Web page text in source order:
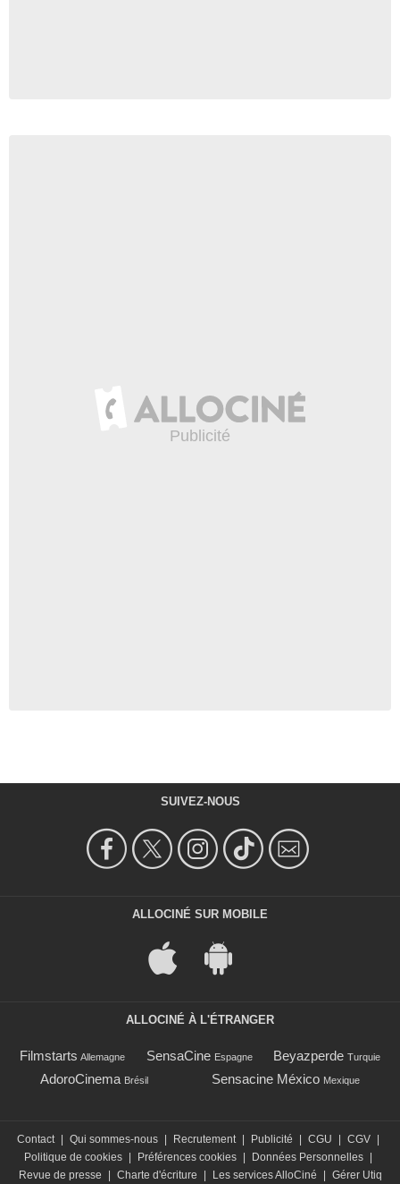
SUIVEZ-NOUS
ALLOCINÉ SUR MOBILE
ALLOCINÉ À L'ÉTRANGER
Filmstarts Allemagne SensaCine Espagne Beyazperde Turquie
AdoroCinema Brésil Sensacine México Mexique
Contact Qui sommes-nous Recrutement Publicité CGU CGV
Politique de cookies
Préférences cookies Données Personnelles
Revue de presse
Charte d'écriture Les services AlloCiné Gérer Utiq